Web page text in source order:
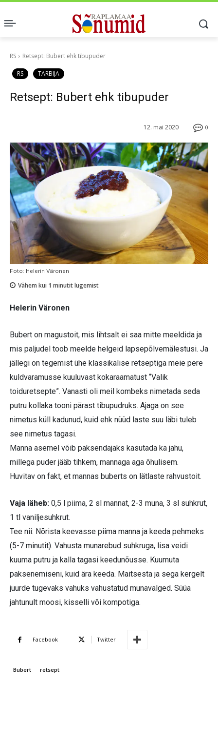
RS Retsept: Bubert ehk tibupuder
RS TARBIJA
Retsept: Bubert ehk tibupuder
0
12. mai 2020
Foto: Helerin Väronen
Vähem kui 1 minutit lugemist
Helerin Väronen
Bubert on magustoit, mis lihtsalt ei saa mitte meeldida ja
mis paljudel toob meelde helgeid lapsepõlvemälestusi. Ja
jällegi on tegemist ühe klassikalise retseptiga meie pere
kuldvaramusse kuuluvast kokaraamatust “Valik
toiduretsepte”. Vanasti oli meil kombeks nimetada seda
putru kollaka tooni pärast tibupudruks. Ajaga on see
nimetus küll kadunud, kuid ehk nüüd laste suu läbi tuleb
see nimetus tagasi.
Manna asemel võib paksendajaks kasutada ka jahu,
millega puder jääb tihkem, mannaga aga õhulisem.
Huvitav on fakt, et mannas buberts on lätlaste rahvustoit.
Vaja läheb: 0,5 l piima, 2 sl mannat, 2-3 muna, 3 sl suhkrut,
1 tl vaniljesuhkrut.
Tee nii: Nõrista keevasse piima manna ja keeda pehmeks
(5-7 minutit). Vahusta munarebud suhkruga, lisa veidi
kuuma putru ja kalla tagasi keedunõusse. Kuumuta
paksenemiseni, kuid ära keeda. Maitsesta ja sega kergelt
juurde tugevaks vahuks vahustatud munavalged. Süüa
jahtunult moosi, kisselli või kompotiga.
Facebook Twitter
Bubert retsept